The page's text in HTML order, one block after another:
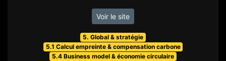
Voir le site
5. Global & stratégie
5.1 Calcul empreinte & compensation carbone
5.4 Business model & économie circulaire